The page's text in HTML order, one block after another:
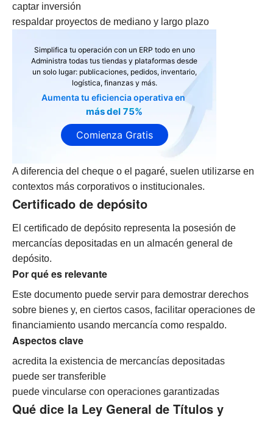
captar inversión
respaldar proyectos de mediano y largo plazo
Simplifica tu operación con un ERP todo en uno
Administra todas tus tiendas y plataformas desde
un solo lugar: publicaciones, pedidos, inventario,
logística, finanzas y más.
Aumenta tu eficiencia operativa en
más del 75%
Comienza Gratis
A diferencia del cheque o el pagaré, suelen utilizarse en
contextos más corporativos o institucionales.
Certificado de depósito
El certificado de depósito representa la posesión de
mercancías depositadas en un almacén general de
depósito.
Por qué es relevante
Este documento puede servir para demostrar derechos
sobre bienes y, en ciertos casos, facilitar operaciones de
financiamiento usando mercancía como respaldo.
Aspectos clave
acredita la existencia de mercancías depositadas
puede ser transferible
puede vincularse con operaciones garantizadas
Qué dice la Ley General de Títulos y